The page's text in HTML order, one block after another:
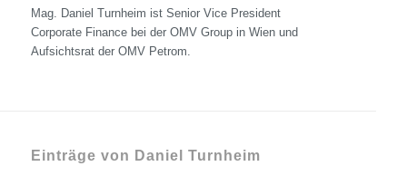
Mag. Daniel Turnheim ist Senior Vice President
Corporate Finance bei der OMV Group in Wien und
Aufsichtsrat der OMV Petrom.
Einträge von Daniel Turnheim